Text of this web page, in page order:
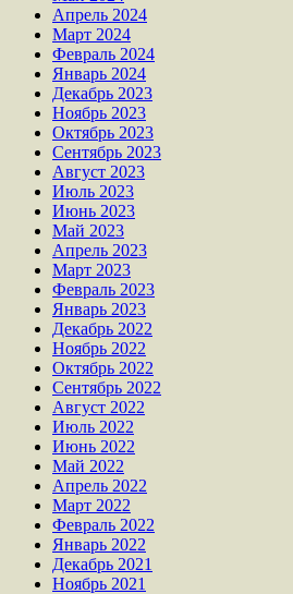
Апрель 2024
Март 2024
Февраль 2024
Январь 2024
Декабрь 2023
Ноябрь 2023
Октябрь 2023
Сентябрь 2023
Август 2023
Июль 2023
Июнь 2023
Май 2023
Апрель 2023
Март 2023
Февраль 2023
Январь 2023
Декабрь 2022
Ноябрь 2022
Октябрь 2022
Сентябрь 2022
Август 2022
Июль 2022
Июнь 2022
Май 2022
Апрель 2022
Март 2022
Февраль 2022
Январь 2022
Декабрь 2021
Ноябрь 2021